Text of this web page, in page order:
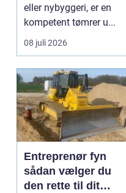
eller nybyggeri, er en
kompetent tømrer u...
08 juli 2026
Entreprenør fyn
sådan vælger du
den rette til dit